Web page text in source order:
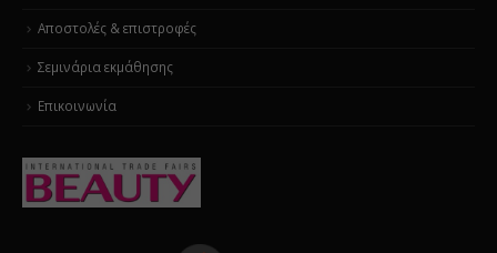
Αποστολές & επιστροφές
Σεμινάρια εκμάθησης
Επικοινωνία